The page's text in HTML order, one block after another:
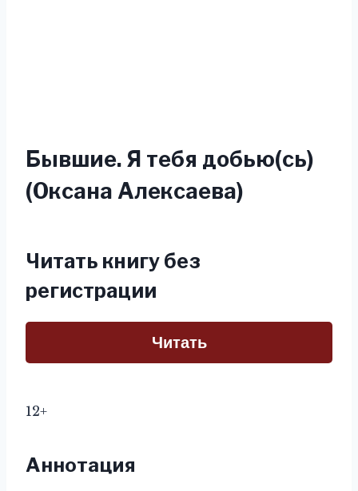
Бывшие. Я тебя добью(сь)
(Оксана Алексаева)
Читать книгу без
регистрации
Читать
12+
Аннотация